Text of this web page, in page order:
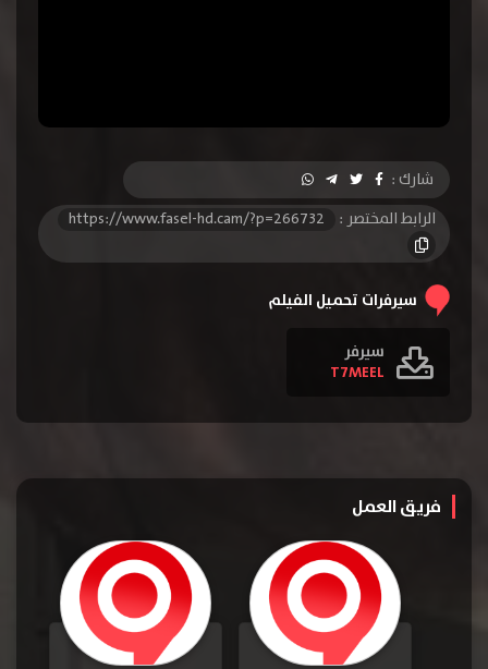
شارك :
الرابط المختصر :
https://www.fasel-hd.cam/?p=266732
سيرفرات تحميل الفيلم
سيرفر
T7MEEL
فريق العمل